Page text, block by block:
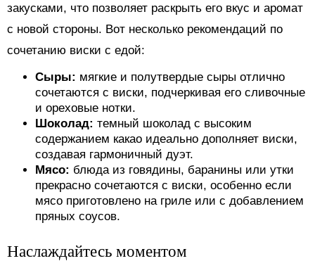
закусками, что позволяет раскрыть его вкус и аромат
с новой стороны. Вот несколько рекомендаций по
сочетанию виски с едой:
Сыры: мягкие и полутвердые сыры отлично
сочетаются с виски, подчеркивая его сливочные
и ореховые нотки.
Шоколад: темный шоколад с высоким
содержанием какао идеально дополняет виски,
создавая гармоничный дуэт.
Мясо: блюда из говядины, баранины или утки
прекрасно сочетаются с виски, особенно если
мясо приготовлено на гриле или с добавлением
пряных соусов.
Наслаждайтесь моментом